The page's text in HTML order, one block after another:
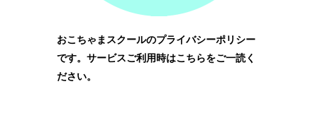
おこちゃまスクールのプライバシーポリシー
です。サービスご利用時はこちらをご一読く
ださい。